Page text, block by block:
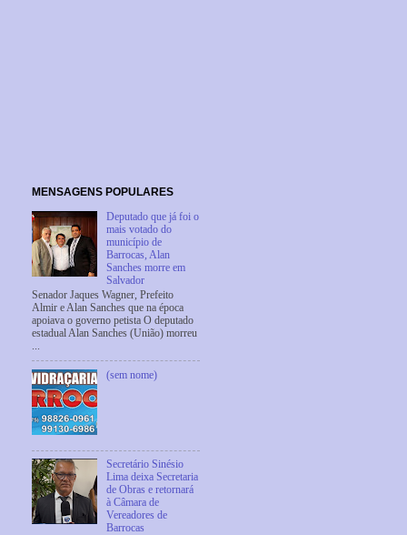
MENSAGENS POPULARES
Deputado que já foi o
mais votado do
município de
Barrocas, Alan
Sanches morre em
Salvador
Senador Jaques Wagner, Prefeito
Almir e Alan Sanches que na época
apoiava o governo petista O deputado
estadual Alan Sanches (União) morreu
...
(sem nome)
Secretário Sinésio
Lima deixa Secretaria
de Obras e retornará
à Câmara de
Vereadores de
Barrocas